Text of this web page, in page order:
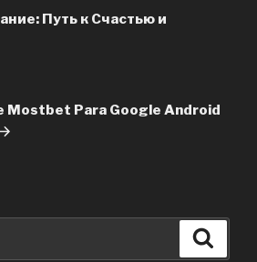
Путь к Счастью и
Mostbet Para Google Android